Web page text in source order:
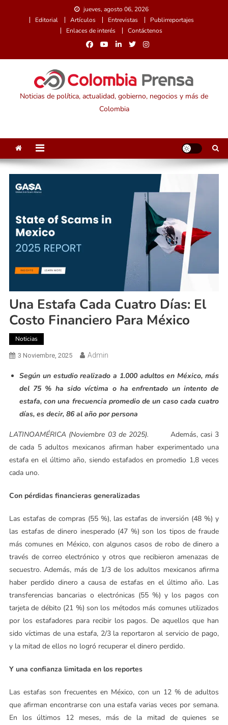
jueves, agosto 06, 2026
Editorial
Artículos Entrevistas
Publirreportajes
Enlaces de interés
Contáctenos
Noticias de política, actualidad, gobierno, negocios y más de
Colombia
Una Estafa Cada Cuatro Días: El
Costo Financiero Para México
Noticias
3 Noviembre, 2025 Admin
Según un estudio realizado a 1.000 adultos en México, más
del 75 % ha sido víctima o ha enfrentado un intento de
estafa, con una frecuencia promedio de un caso cada cuatro
días, es decir, 86 al año por persona
LATINOAMÉRICA (Noviembre 03 de 2025). Además, casi 3
de cada 5 adultos mexicanos afirman haber experimentado una
estafa en el último año, siendo estafados en promedio 1,8 veces
cada uno.
Con pérdidas financieras generalizadas
Las estafas de compras (55 %), las estafas de inversión (48 %) y
las estafas de dinero inesperado (47 %) son los tipos de fraude
más comunes en México, con algunos casos de robo de dinero a
través de correo electrónico y otros que recibieron amenazas de
secuestro. Además, más de 1/3 de los adultos mexicanos afirma
haber perdido dinero a causa de estafas en el último año. Las
transferencias bancarias o electrónicas (55 %) y los pagos con
tarjeta de débito (21 %) son los métodos más comunes utilizados
por los estafadores para recibir los pagos. De aquellos que han
sido víctimas de una estafa, 2/3 la reportaron al servicio de pago,
y la mitad de ellos no logró recuperar el dinero perdido.
Y una confianza limitada en los reportes
Las estafas son frecuentes en México, con un 12 % de adultos
que afirman encontrarse con una estafa varias veces por semana.
En los últimos 12 meses, más de la mitad de quienes se